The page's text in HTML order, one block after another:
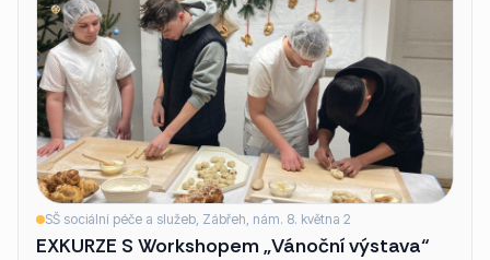
SŠ sociální péče a služeb, Zábřeh, nám. 8. května 2
EXKURZE S Workshopem „Vánoční výstava“